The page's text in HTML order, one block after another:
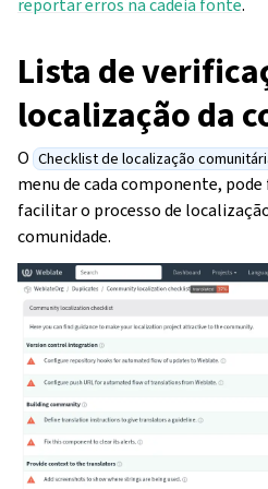
reportar erros na cadeia fonte.
Lista de
localização da
O Checklist de localização
menu de cada componente,
facilitar o processo de
comunidade.